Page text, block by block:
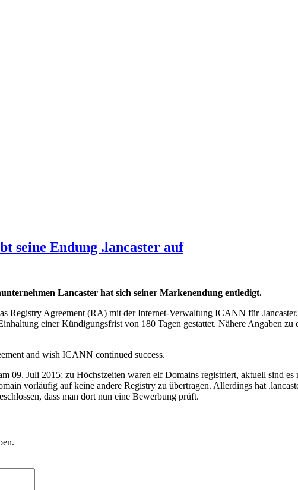
seine Endung .lancaster auf
Lancaster hat sich seiner Markenendung entledigt.
Registry Agreement (RA) mit der Internet-Verwaltung ICANN für
einer Kündigungsfrist von 180 Tagen gestattet. Nähere Angaben
and wish ICANN continued success.
09. Juli 2015; zu Höchstzeiten waren elf Domains registriert, aktuell sind
vorläufig auf keine andere Registry zu übertragen. Allerdings hat
dass man dort nun eine Bewerbung prüft.